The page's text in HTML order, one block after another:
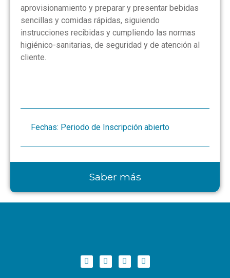
aprovisionamiento y preparar y presentar bebidas
sencillas y comidas rápidas, siguiendo
instrucciones recibidas y cumpliendo las normas
higiénico-sanitarias, de seguridad y de atención al
cliente.
Fechas: Periodo de Inscripción abierto
Saber más